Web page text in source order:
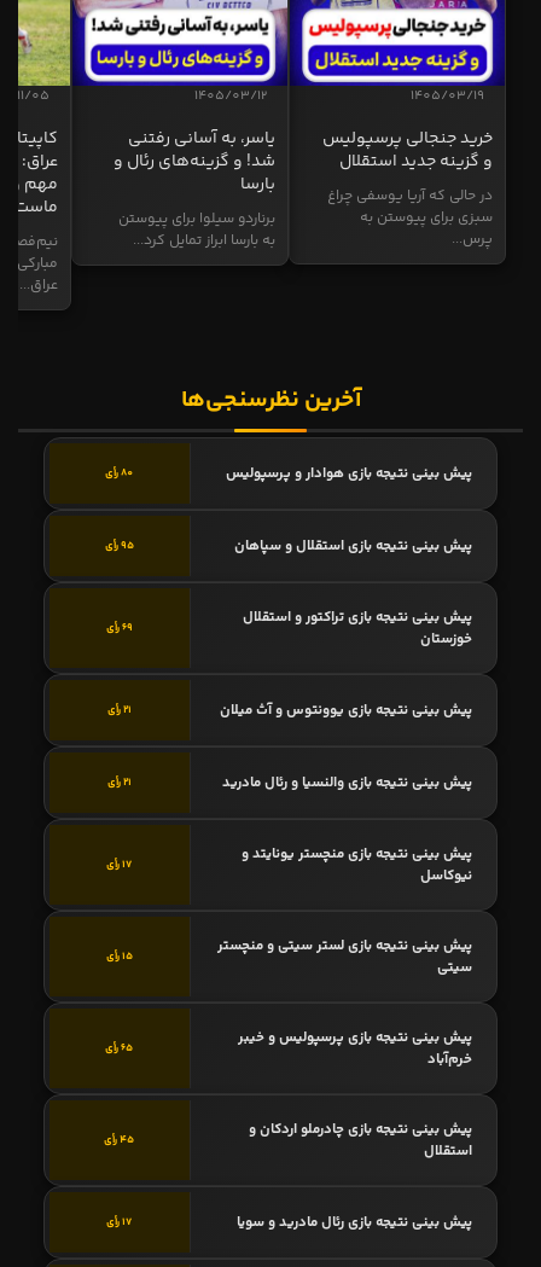
1405/03/19
خرید جنجالی پرسپولیس
و گزینه جدید استقلال
در حالی که آریا یوسفی چراغ
سبزی برای پیوستن به
پرس...
1405/03/12
یاسر، به آسانی رفتنی
شد! و گزینه‌های رئال و
بارسا
برناردو سیلوا برای پیوستن
به بارسا ابراز تمایل کرد...
11/05
عراق:
مهم و
ماست
نیم‌فصل
مبارکی
عراق...
آخرین نظرسنجی‌ها
پیش بینی نتیجه بازی هوادار و پرسپولیس 80 رأی
پیش بینی نتیجه بازی استقلال و سپاهان 95 رأی
پیش بینی نتیجه بازی تراکتور و استقلال
خوزستان
69 رأی
پیش بینی نتیجه بازی یوونتوس و آث میلان 21 رأی
پیش بینی نتیجه بازی والنسیا و رئال مادرید 21 رأی
پیش بینی نتیجه بازی منچستر یونایتد و
نیوکاسل
17 رأی
پیش بینی نتیجه بازی لستر سیتی و منچستر
سیتی
15 رأی
پیش بینی نتیجه بازی پرسپولیس و خیبر
خرم‌آباد
65 رأی
پیش بینی نتیجه بازی چادرملو اردکان و
استقلال
45 رأی
پیش بینی نتیجه بازی رئال مادرید و سویا 17 رأی